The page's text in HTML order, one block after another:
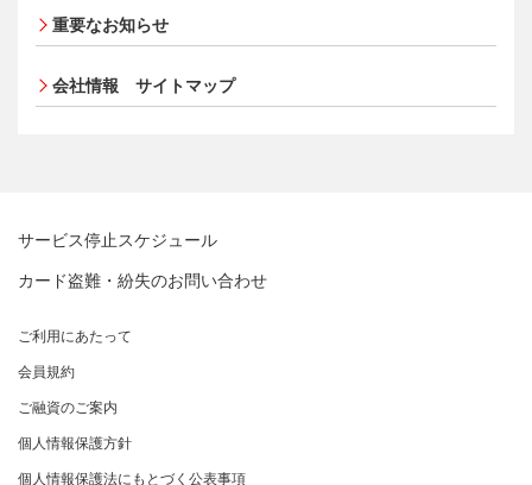
カードローン・キャッシング
お客さまサポート
サイトマップ
特典・サービス
選べるお支払方法
キャッシング
会員サイトトップ
特典・サービス
サイトマップ
ブランドマークのご利用
加盟店振込明細WEBサービスのご案内
各種お問い合わせ
加盟店さま向けお問い合わせ
クレジットポリシー
金融商品販売などの勧誘方針
お客さま応対における当社の方針
重要なお知らせ
会社情報 サイトマップ
サービス停止スケジュール
カード盗難・紛失のお問い合わせ
ご利用にあたって
会員規約
ご融資のご案内
個人情報保護方針
個人情報保護法にもとづく公表事項